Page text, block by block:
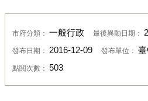
市府分類： 一般行政 最後異動日期：
發布日期： 2016-12-09 發布單位：
點閱次數： 503